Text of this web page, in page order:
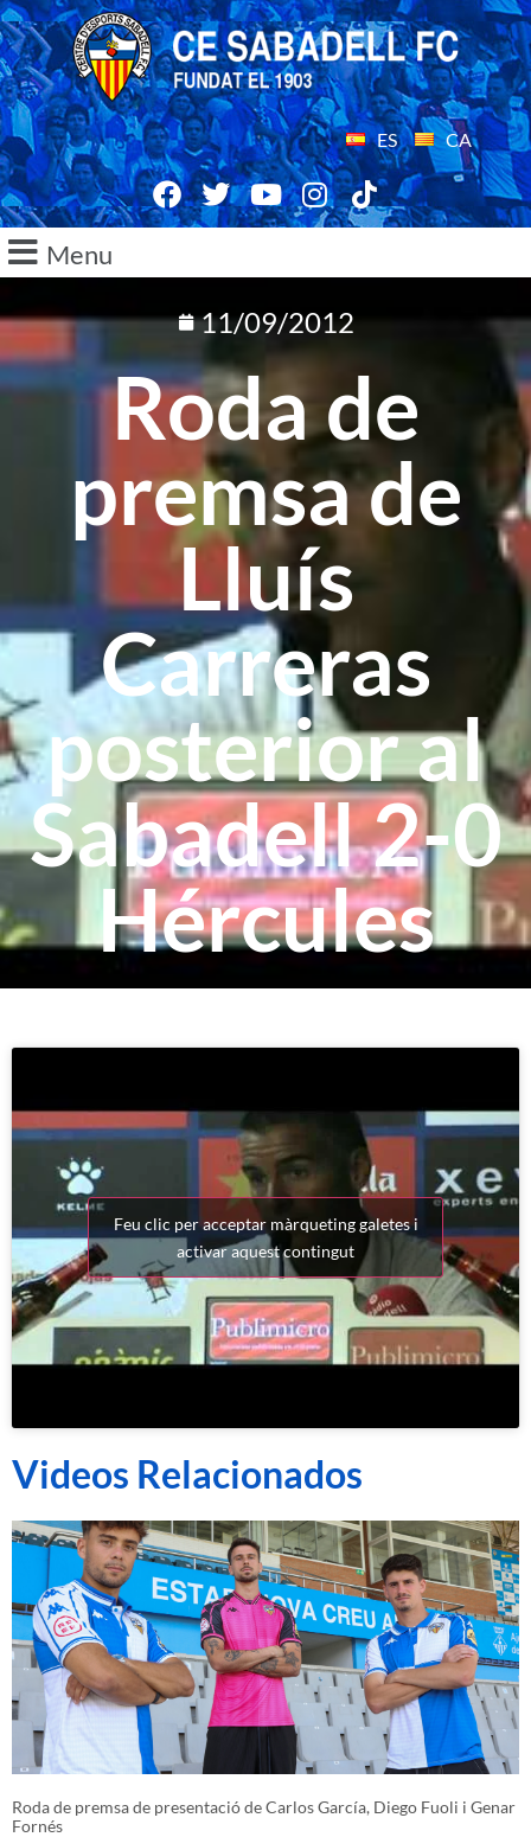
ES CA
Menu
11/09/2012
Roda de
premsa de
Lluís
Carreras
posterior al
Sabadell 2-0
Hércules
Feu clic per acceptar màrqueting galetes i
activar aquest contingut
Videos Relacionados
Roda de premsa de presentació de Carlos García, Diego Fuoli i Genar
Fornés